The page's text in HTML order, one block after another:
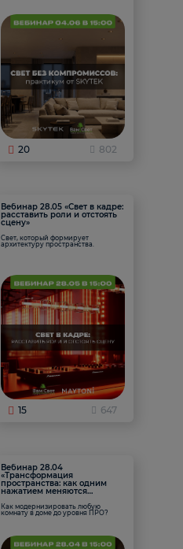
20 802
Вебинар 28.05 «Свет в кадре:
расставить роли и отстоять
сцену»
Свет, который формирует
архитектуру пространства.
15 647
Вебинар 28.04
«Трансформация
пространства: как одним
нажатием меняются
Как модернизировать любую
комнату в доме до уровня ПРО?